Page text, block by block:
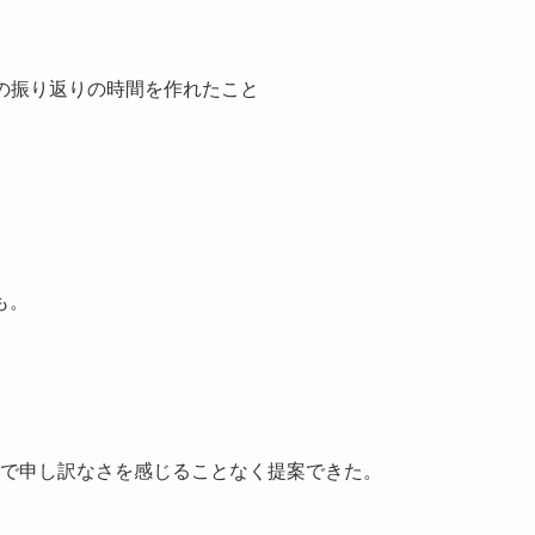
り返りの時間を作れたこと
申し訳なさを感じることなく提案できた。